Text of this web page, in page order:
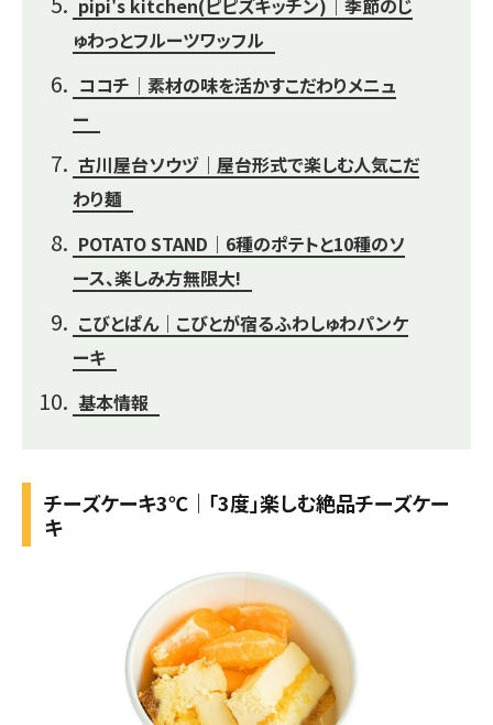
ゅわっとフルーツワッフル
ココチ｜素材の味を活かすこだわりメニュ
ー
古川屋台ソウヅ｜屋台形式で楽しむ人気こだ
わり麺
POTATO STAND｜6種のポテトと10種のソ
ース、楽しみ方無限大!
こびとぱん｜こびとが宿るふわしゅわパンケ
ーキ
基本情報
チーズケーキ3℃｜「3度」楽しむ絶品チーズケー
キ